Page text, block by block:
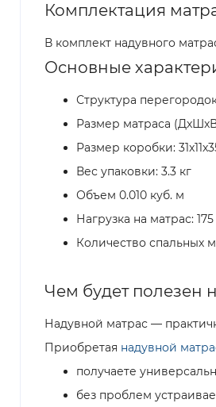
Комплектация
В комплект надувного
Основные
Структура
Размер матраса
Размер коробки:
Вес упаковки: 3.3 кг
Объем 0.010 куб. м
Нагрузка на матрас: 175
Количество спальных
Чем будет полезен
Надувной матрас —
Приобретая надувной
получаете
без проблем